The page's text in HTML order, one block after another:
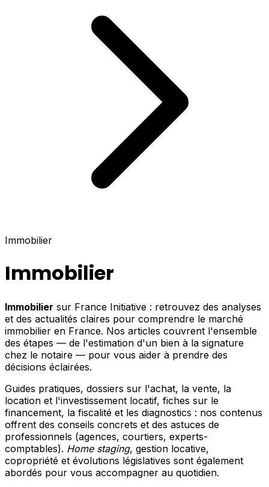
Immobilier
Immobilier
Immobilier sur France Initiative : retrouvez des analyses
et des actualités claires pour comprendre le marché
immobilier en France. Nos articles couvrent l'ensemble
des étapes — de l'estimation d'un bien à la signature
chez le notaire — pour vous aider à prendre des
décisions éclairées.
Guides pratiques, dossiers sur l'achat, la vente, la
location et l'investissement locatif, fiches sur le
financement, la fiscalité et les diagnostics : nos contenus
offrent des conseils concrets et des astuces de
professionnels (agences, courtiers, experts-
comptables). Home staging, gestion locative,
copropriété et évolutions législatives sont également
abordés pour vous accompagner au quotidien.